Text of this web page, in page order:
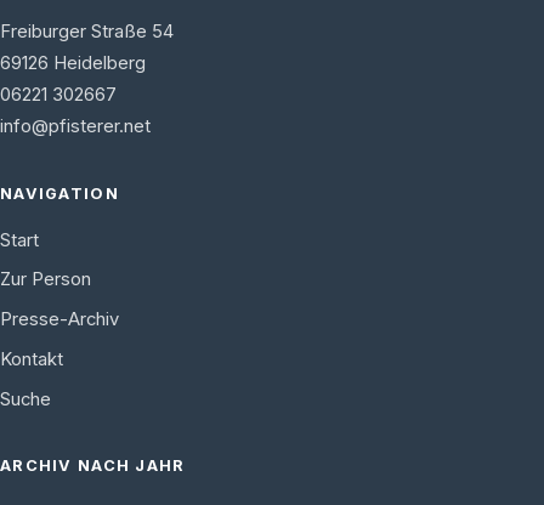
Freiburger Straße 54
69126 Heidelberg
06221 302667
info@pfisterer.net
NAVIGATION
Start
Zur Person
Presse-Archiv
Kontakt
Suche
ARCHIV NACH JAHR